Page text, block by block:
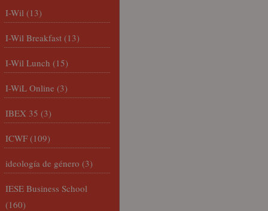
I-Wil (13)
I-Wil Breakfast (13)
I-Wil Lunch (15)
I-WiL Online (3)
IBEX 35 (3)
ICWF (109)
ideología de género (3)
IESE Business School
(160)